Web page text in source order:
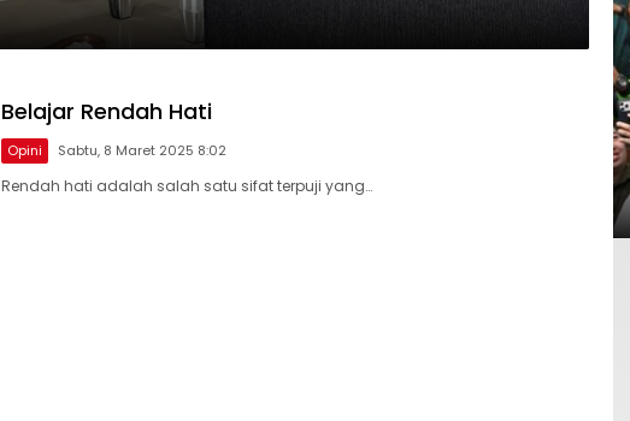
Belajar Rendah Hati
Opini Sabtu, 8 Maret 2025 8:02
Rendah hati adalah salah satu sifat terpuji yang…